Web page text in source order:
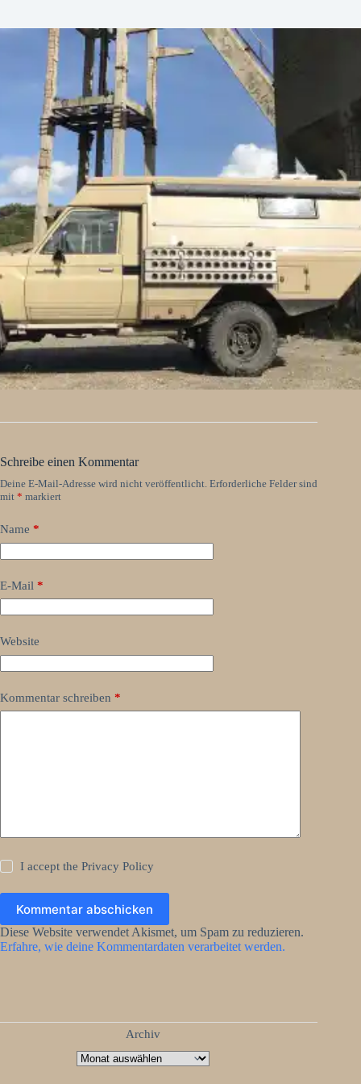
Schreibe einen Kommentar
Deine E-Mail-Adresse wird nicht veröffentlicht. Erforderliche Felder sind
mit * markiert
Name *
E-Mail *
Website
Kommentar schreiben *
I accept thePrivacy Policy
Kommentar abschicken
Diese Website verwendet Akismet, um Spam zu reduzieren.
Erfahre, wie deine Kommentardaten verarbeitet werden.
Archiv